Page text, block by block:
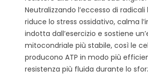
Neutralizzando l’eccesso di radicali
riduce lo stress ossidativo, calma
indotta dall’esercizio e sostiene
mitocondriale più stabile, così le
producono ATP in modo più
resistenza più fluida durante lo